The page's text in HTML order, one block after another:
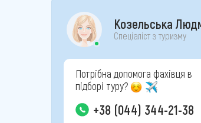
Козельська
Спеціаліст з туризму
Потрібна допомога фахівця в
підборі туру?
+38 (044) 344-21-38